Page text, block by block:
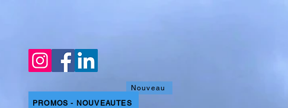
PROMOS - NOUVEAUTES
Nouveau